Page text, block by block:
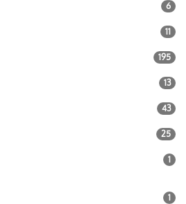
6
11
195
13
43
25
1
1